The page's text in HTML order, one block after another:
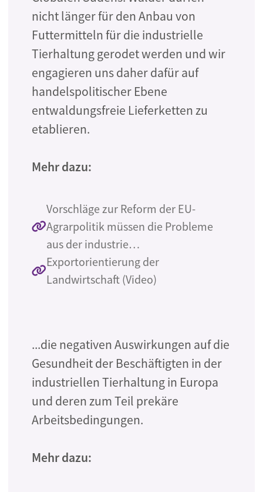
nicht länger für den Anbau von
Futtermitteln für die industrielle
Tierhaltung gerodet werden und wir
engagieren uns daher dafür auf
handelspolitischer Ebene
entwaldungsfreie Lieferketten zu
etablieren.
Mehr dazu:
Vorschläge zur Reform der EU-
Agrarpolitik müssen die Probleme
aus der industrie…
Exportorientierung der
Landwirtschaft (Video)
...die negativen Auswirkungen auf die
Gesundheit der Beschäftigten in der
industriellen Tierhaltung in Europa
und deren zum Teil prekäre
Arbeitsbedingungen.
Mehr dazu: